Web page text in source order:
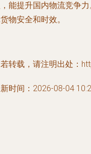
能提升国内物流竞争
物安全和时效。
转载，请注明出处：
时间：2026-08-04